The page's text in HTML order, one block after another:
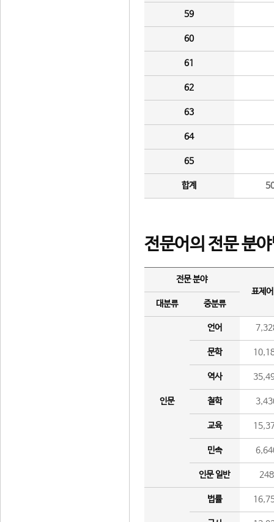
59
60
61
62
63
64
65
합계
전문어의 전문 분
전문 분야
표제
대분류
중분류
인문
언어
문학
역사
철학
교육
민속
인문 일반 248
법률